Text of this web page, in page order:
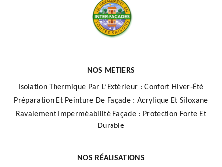
NOS METIERS
Isolation Thermique Par L’Extérieur : Confort Hiver‑Été
Préparation Et Peinture De Façade : Acrylique Et Siloxane
Ravalement Imperméabilité Façade : Protection Forte Et
Durable
NOS RÉALISATIONS